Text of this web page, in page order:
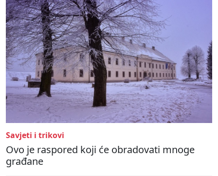
Savjeti i trikovi
Ovo je raspored koji će obradovati mnoge
građane